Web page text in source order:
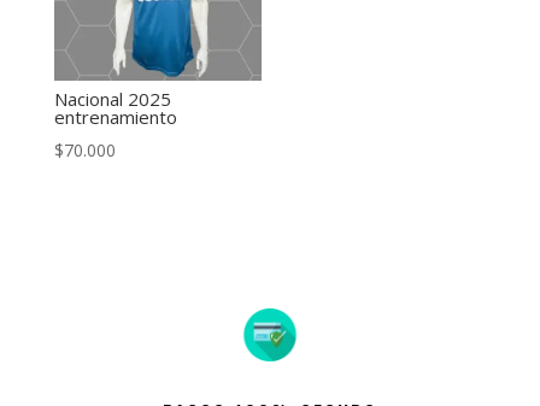
Nacional 2025
entrenamiento
$70.000